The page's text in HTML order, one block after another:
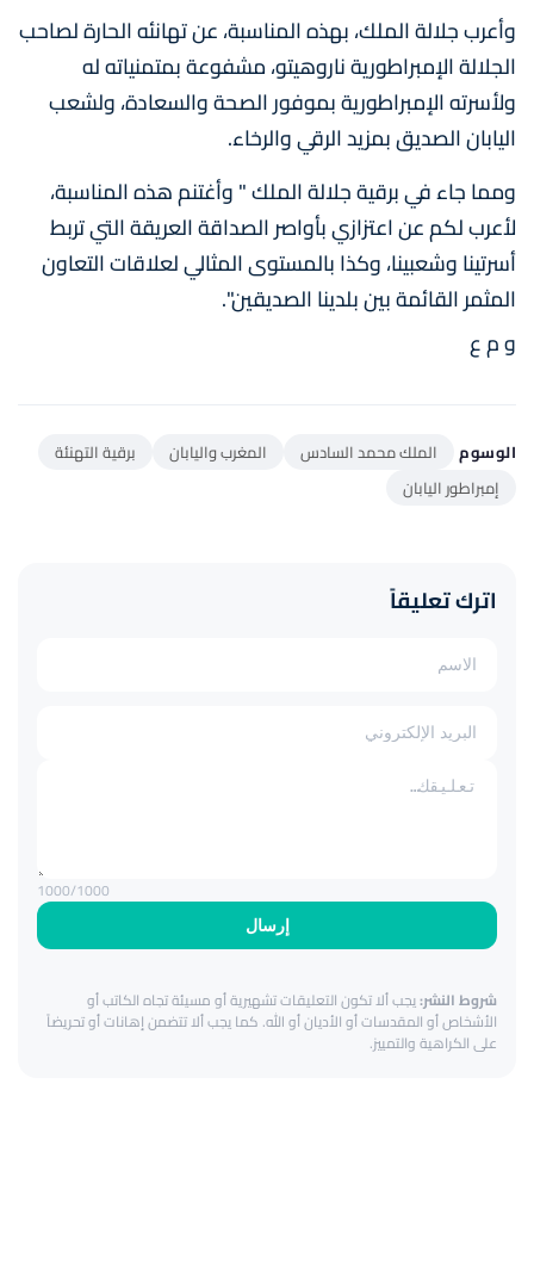
وأعرب جلالة الملك، بهذه المناسبة، عن تهانئه الحارة لصاحب
الجلالة الإمبراطورية ناروهيتو، مشفوعة بمتمنياته له
ولأسرته الإمبراطورية بموفور الصحة والسعادة، ولشعب
اليابان الصديق بمزيد الرقي والرخاء.
ومما جاء في برقية جلالة الملك " وأغتنم هذه المناسبة،
لأعرب لكم عن اعتزازي بأواصر الصداقة العريقة التي تربط
أسرتينا وشعبينا، وكذا بالمستوى المثالي لعلاقات التعاون
المثمر القائمة بين بلدينا الصديقين".
و م ع
الوسوم الملك محمد السادس المغرب واليابان
برقية التهنئة
إمبراطور اليابان
اترك تعليقاً
إرسال
1000/1000
شروط النشر:يجب ألا تكون التعليقات تشهيرية أو مسيئة تجاه الكاتب أو
الأشخاص أو المقدسات أو الأديان أو الله. كما يجب ألا تتضمن إهانات أو تحريضاً
على الكراهية والتمييز.